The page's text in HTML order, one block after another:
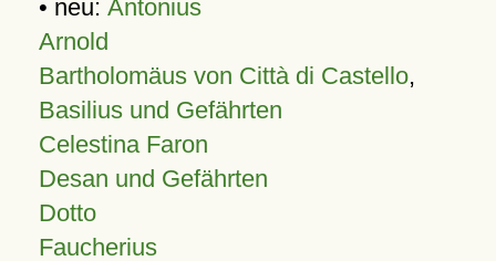
• neu: Antonius
Arnold
Bartholomäus von Città di Castello,
Basilius und Gefährten
Celestina Faron
Desan und Gefährten
Dotto
Faucherius